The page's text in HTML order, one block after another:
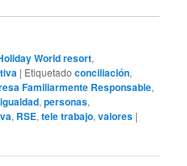
World resort,
| Etiquetado conciliación,
Familiarmente Responsable,
igualdad,personas,
, RSE,tele trabajo,valores |